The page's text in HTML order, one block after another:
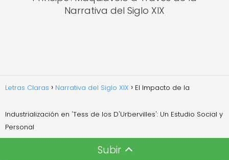
Narrativa del Siglo XIX
Letras Claras Narrativa del Siglo XIX El Impacto de la
Industrialización en 'Tess de los D'Urbervilles': Un Estudio Social y
Personal
Subir